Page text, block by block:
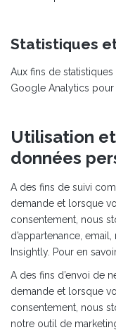
Statistiques
Aux fins de
Google Analytics pour
Utilisation
données
A des fins de suivi
demande et lorsque
consentement, nous
d’appartenance,
Insightly. Pour en
A des fins d’envoi de
demande et lorsque
consentement, nous
notre outil de